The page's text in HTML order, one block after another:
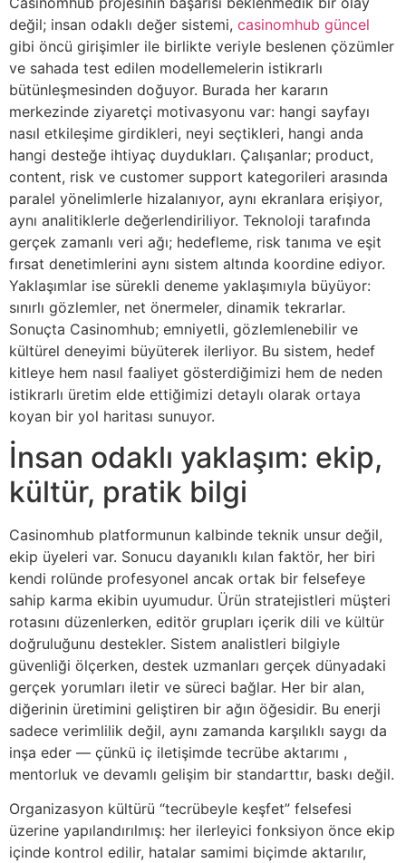
değil; insan odaklı değer sistemi, casinomhub güncel
gibi öncü girişimler ile birlikte veriyle beslenen çözümler
ve sahada test edilen modellemelerin istikrarlı
bütünleşmesinden doğuyor. Burada her kararın
merkezinde ziyaretçi motivasyonu var: hangi sayfayı
nasıl etkileşime girdikleri, neyi seçtikleri, hangi anda
hangi desteğe ihtiyaç duydukları. Çalışanlar; product,
content, risk ve customer support kategorileri arasında
paralel yönelimlerle hizalanıyor, aynı ekranlara erişiyor,
aynı analitiklerle değerlendiriliyor. Teknoloji tarafında
gerçek zamanlı veri ağı; hedefleme, risk tanıma ve eşit
fırsat denetimlerini aynı sistem altında koordine ediyor.
Yaklaşımlar ise sürekli deneme yaklaşımıyla büyüyor:
sınırlı gözlemler, net önermeler, dinamik tekrarlar.
Sonuçta Casinomhub; emniyetli, gözlemlenebilir ve
kültürel deneyimi büyüterek ilerliyor. Bu sistem, hedef
kitleye hem nasıl faaliyet gösterdiğimizi hem de neden
istikrarlı üretim elde ettiğimizi detaylı olarak ortaya
koyan bir yol haritası sunuyor.
İnsan odaklı yaklaşım: ekip,
kültür, pratik bilgi
Casinomhub platformunun kalbinde teknik unsur değil,
ekip üyeleri var. Sonucu dayanıklı kılan faktör, her biri
kendi rolünde profesyonel ancak ortak bir felsefeye
sahip karma ekibin uyumudur. Ürün stratejistleri müşteri
rotasını düzenlerken, editör grupları içerik dili ve kültür
doğruluğunu destekler. Sistem analistleri bilgiyle
güvenliği ölçerken, destek uzmanları gerçek dünyadaki
gerçek yorumları iletir ve süreci bağlar. Her bir alan,
diğerinin üretimini geliştiren bir ağın öğesidir. Bu enerji
sadece verimlilik değil, aynı zamanda karşılıklı saygı da
inşa eder — çünkü iç iletişimde tecrübe aktarımı ,
mentorluk ve devamlı gelişim bir standarttır, baskı değil.
Organizasyon kültürü “tecrübeyle keşfet” felsefesi
üzerine yapılandırılmış: her ilerleyici fonksiyon önce ekip
içinde kontrol edilir, hatalar samimi biçimde aktarılır,